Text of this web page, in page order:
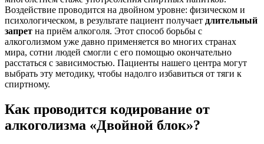
Воздействие проводится на двойном уровне: физическом и
психологическом, в результате пациент получает длительный
запрет на приём алкоголя. Этот способ борьбы с
алкоголизмом уже давно применяется во многих странах
мира, сотни людей смогли с его помощью окончательно
расстаться с зависимостью. Пациенты нашего центра могут
выбрать эту методику, чтобы надолго избавиться от тяги к
спиртному.
Как проводится кодирование от
алкоголизма «Двойной блок»?